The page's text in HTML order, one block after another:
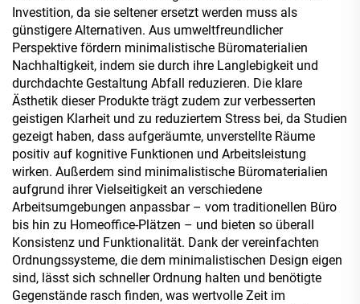
Investition, da sie seltener ersetzt werden muss als
günstigere Alternativen. Aus umweltfreundlicher
Perspektive fördern minimalistische Büromaterialien
Nachhaltigkeit, indem sie durch ihre Langlebigkeit und
durchdachte Gestaltung Abfall reduzieren. Die klare
Ästhetik dieser Produkte trägt zudem zur verbesserten
geistigen Klarheit und zu reduziertem Stress bei, da Studien
gezeigt haben, dass aufgeräumte, unverstellte Räume
positiv auf kognitive Funktionen und Arbeitsleistung
wirken. Außerdem sind minimalistische Büromaterialien
aufgrund ihrer Vielseitigkeit an verschiedene
Arbeitsumgebungen anpassbar – vom traditionellen Büro
bis hin zu Homeoffice-Plätzen – und bieten so überall
Konsistenz und Funktionalität. Dank der vereinfachten
Ordnungssysteme, die dem minimalistischen Design eigen
sind, lässt sich schneller Ordnung halten und benötigte
Gegenstände rasch finden, was wertvolle Zeit im